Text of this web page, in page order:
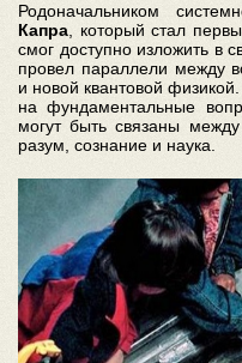
Родоначальником
Капра , который стал
смог доступно изложить в
провел параллели между
и новой квантовой
на фундаментальные
могут быть связаны между
разум, сознание и наука.